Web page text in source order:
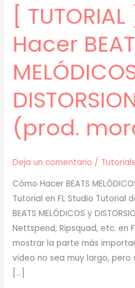
[
Hacer
(prod.
Deja un comentario /
Cómo Hacer BEATS
Tutorial en FL Studio Tutorial
BEATS MELÓDICOS y
Nettspend, Ripsquad, etc. en
mostrar la parte más
video no sea muy largo,
[…]